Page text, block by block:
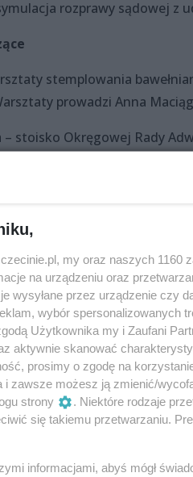
rozprawy sądowej z
stemplowania
prowadzi Anna Maciąg
– stoisko Okręgowej Rady
hasłami – konkurs dla
do kalendarza – stoisko
+ sesja muzyczna
prawne” – występuje
tłumaczeniu i
Dionizosa? O remiksach
my oraz naszych 1160
na urządzeniu oraz
wysyłane przez urządzenie czy
wybór spersonalizowanych
Użytkownika my i Zaufani
aktywnie skanować
prosimy o zgodę na
i zawsze możesz ją zmienić/
strony
. Niektóre rodzaje
się takiemu przetwarzaniu.
informacjami, abyś mógł